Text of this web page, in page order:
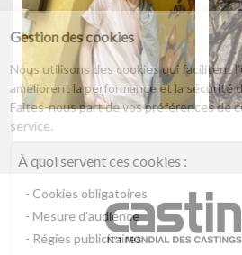
Gestion des cookies
Nous utilisons des cookies qui
améliorent la performance et la
Faites-nous part de vos préférences
service.
À quoi servent ces cookies :
Cookies obligatoires
Mesure d'audience
Régies publicitaires